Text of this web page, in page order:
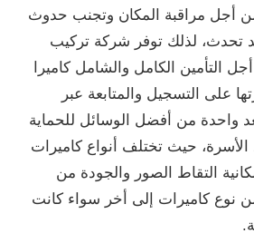
من أجل مراقبة المكان وتجنب حدوث
تحدث، لذلك توفر شركة تركيب
التأمين الكامل والشامل كاميرا
على التسجيل والمتابعة عبر
واحدة من أفضل الوسائل للحماية
الأسرة، حيث تختلف أنواع كاميرات
التقاط الصور والجودة من
نوع كاميرات إلى أخر سواء كانت